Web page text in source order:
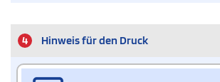
4 Hinweis für den Druck